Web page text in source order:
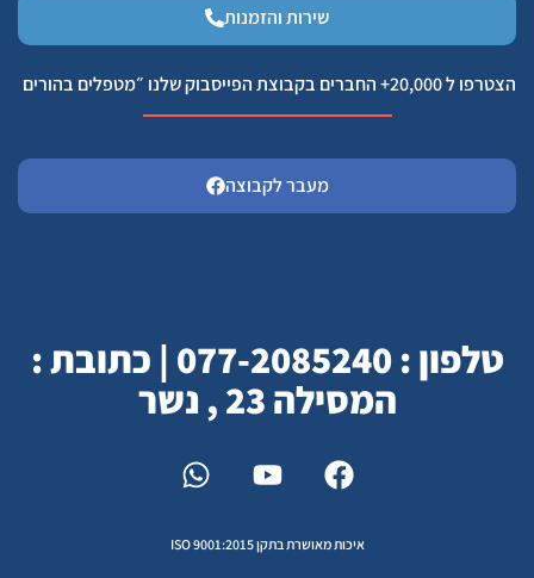
שירות והזמנות
הצטרפו ל 20,000+ החברים בקבוצת הפייסבוק שלנו ״מטפלים בהורים
מעבר לקבוצה
טלפון : 077-2085240 | כתובת :
המסילה 23 , נשר
איכות מאושרת בתקן ISO 9001:2015